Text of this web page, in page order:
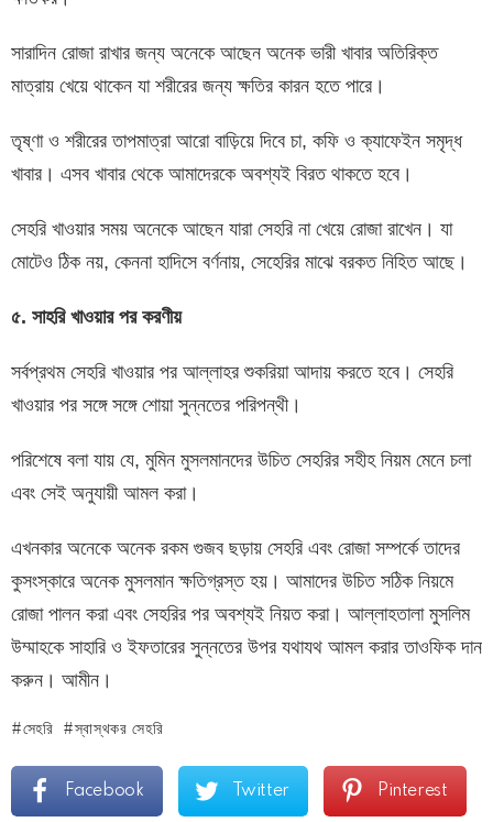
সারাদিন রোজা রাখার জন্য অনেকে আছেন অনেক ভারী খাবার অতিরিক্ত
মাত্রায় খেয়ে থাকেন যা শরীরের জন্য ক্ষতির কারন হতে পারে।
তৃষ্ণা ও শরীরের তাপমাত্রা আরো বাড়িয়ে দিবে চা, কফি ও ক্যাফেইন সমৃদ্ধ
খাবার। এসব খাবার থেকে আমাদেরকে অবশ্যই বিরত থাকতে হবে।
সেহরি খাওয়ার সময় অনেকে আছেন যারা সেহরি না খেয়ে রোজা রাখেন। যা
মোটেও ঠিক নয়, কেননা হাদিসে বর্ণনায়, সেহেরির মাঝে বরকত নিহিত আছে।
৫. সাহরি খাওয়ার পর করণীয়
সর্বপ্রথম সেহরি খাওয়ার পর আল্লাহর শুকরিয়া আদায় করতে হবে। সেহরি
খাওয়ার পর সঙ্গে সঙ্গে শোয়া সুন্নতের পরিপন্থী।
পরিশেষে বলা যায় যে, মুমিন মুসলমানদের উচিত সেহরির সহীহ নিয়ম মেনে চলা
এবং সেই অনুযায়ী আমল করা।
এখনকার অনেকে অনেক রকম গুজব ছড়ায় সেহরি এবং রোজা সম্পর্কে তাদের
কুসংস্কারে অনেক মুসলমান ক্ষতিগ্রস্ত হয়। আমাদের উচিত সঠিক নিয়মে
রোজা পালন করা এবং সেহরির পর অবশ্যই নিয়ত করা। আল্লাহতালা মুসলিম
উম্মাহকে সাহারি ও ইফতারের সুন্নতের উপর যথাযথ আমল করার তাওফিক দান
করুন। আমীন।
সেহরি স্বাস্থকর সেহরি
Facebook Twitter Pinterest